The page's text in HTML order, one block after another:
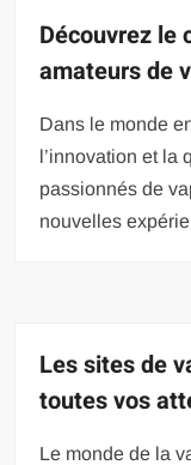
Découvrez le
amateurs de
Dans le monde
l’innovation et la
passionnés de
nouvelles
Les sites de
toutes vos
Le monde de la